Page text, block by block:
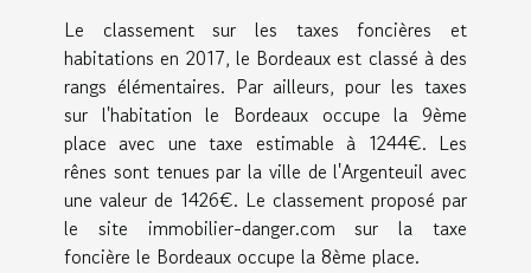
Le classement sur les taxes foncières et
habitations en 2017, le Bordeaux est classé à des
rangs élémentaires. Par ailleurs, pour les taxes
sur l'habitation le Bordeaux occupe la 9ème
place avec une taxe estimable à 1244€. Les
rênes sont tenues par la ville de l'Argenteuil avec
une valeur de 1426€. Le classement proposé par
le site immobilier-danger.com sur la taxe
foncière le Bordeaux occupe la 8ème place.